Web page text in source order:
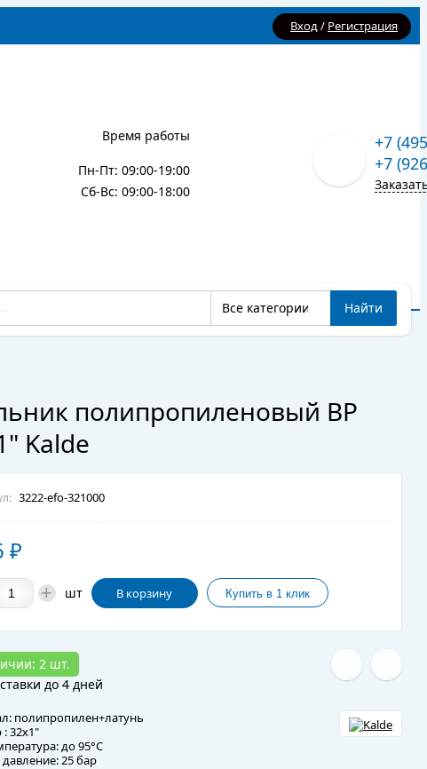
Вход/ Регистрация
Время работы
Пн-Пт: 09:00-19:00
Сб-Вс: 09:00-18:00
+7
+7
Все категории Найти
Все категории Найти
полипропиленовый ВР
Kalde
3222-efo-321000
₽
+ шт В корзину
2 шт.
до 4 дней
полипропилен+латунь
32x1"
до 95°C
25 бар